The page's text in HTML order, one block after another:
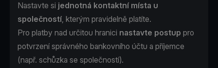
Nastavte si jednotná kontaktní místa u
společností, kterým pravidelně platíte.
Pro platby nad určitou hranici nastavte postup pro
potvrzení správného bankovního účtu a příjemce
(např. schůzka se společností).